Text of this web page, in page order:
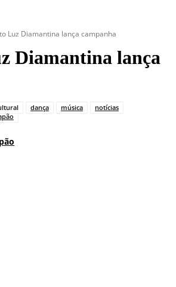
Luz Diamantina lança campanha
Diamantina lança
dança música
notícias